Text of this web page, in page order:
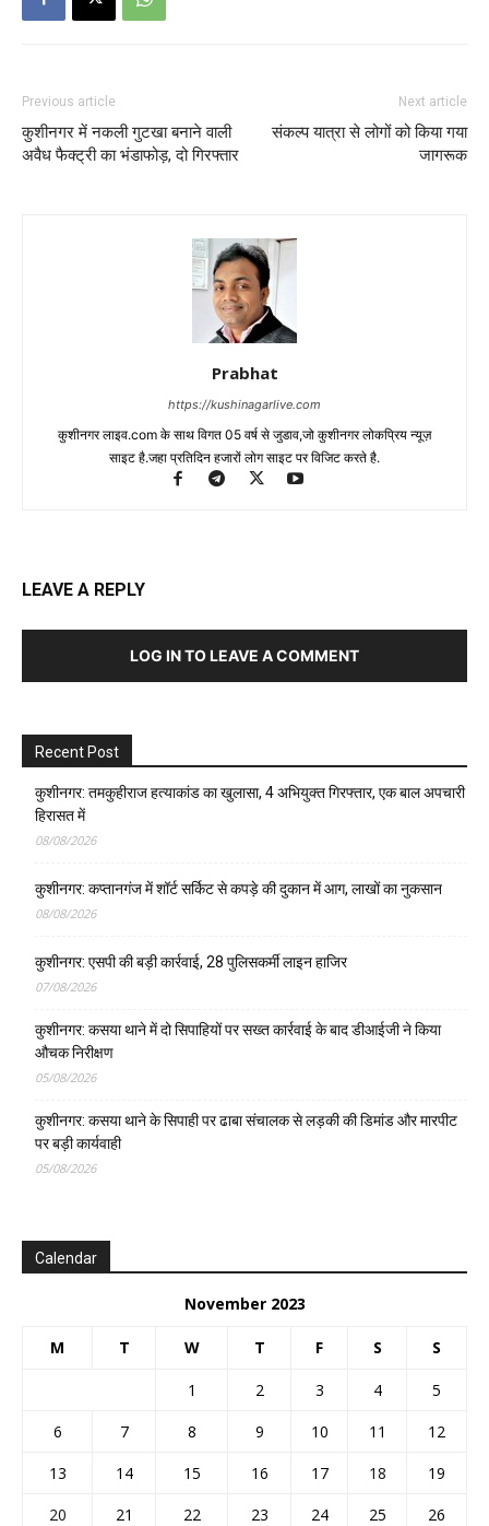
Previous article
कुशीनगर में नकली गुटखा बनाने वाली
अवैध फैक्ट्री का भंडाफोड़, दो गिरफ्तार
Next article
संकल्प यात्रा से लोगों को किया गया
जागरूक
Prabhat
https://kushinagarlive.com
कुशीनगर लाइव.com के साथ विगत 05 वर्ष से जुडाव,जो कुशीनगर लोकप्रिय न्यूज़
साइट है.जहा प्रतिदिन हजारों लोग साइट पर विजिट करते है.
LEAVE A REPLY
LOG IN TO LEAVE A COMMENT
Recent Post
कुशीनगर: तमकुहीराज हत्याकांड का खुलासा, 4 अभियुक्त गिरफ्तार, एक बाल अपचारी
हिरासत में
08/08/2026
कुशीनगर: कप्तानगंज में शॉर्ट सर्किट से कपड़े की दुकान में आग, लाखों का नुकसान
08/08/2026
कुशीनगर: एसपी की बड़ी कार्रवाई, 28 पुलिसकर्मी लाइन हाजिर
07/08/2026
कुशीनगर: कसया थाने में दो सिपाहियों पर सख्त कार्रवाई के बाद डीआईजी ने किया
औचक निरीक्षण
05/08/2026
कुशीनगर: कसया थाने के सिपाही पर ढाबा संचालक से लड़की की डिमांड और मारपीट
पर बड़ी कार्यवाही
05/08/2026
Calendar
November 2023
M T W T F S S
1 2 3 4
5
6
7 8 9 10 11
12
13
14 15 16 17 18
19
20
21 22 23 24 25
26